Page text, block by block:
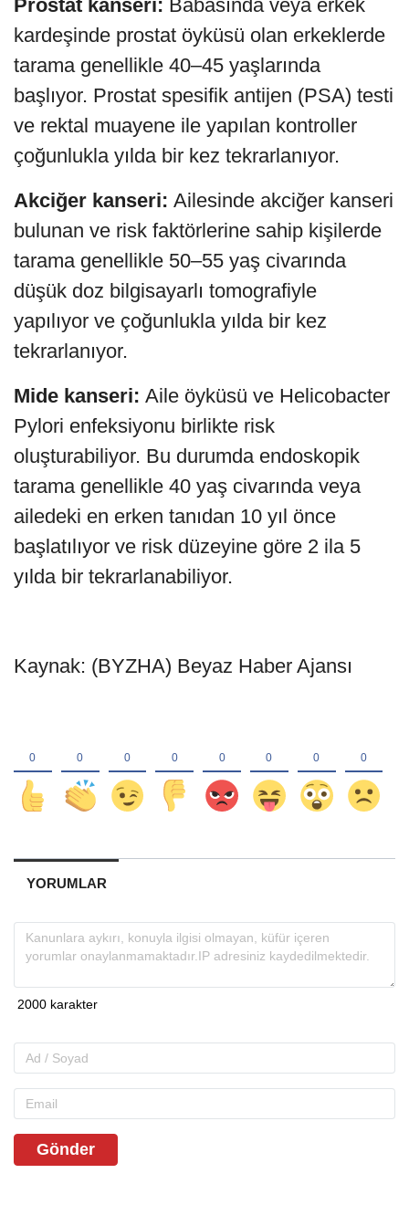
Prostat kanseri: Babasında veya erkek
kardeşinde prostat öyküsü olan erkeklerde
tarama genellikle 40–45 yaşlarında
başlıyor. Prostat spesifik antijen (PSA) testi
ve rektal muayene ile yapılan kontroller
çoğunlukla yılda bir kez tekrarlanıyor.
Akciğer kanseri: Ailesinde akciğer kanseri
bulunan ve risk faktörlerine sahip kişilerde
tarama genellikle 50–55 yaş civarında
düşük doz bilgisayarlı tomografiyle
yapılıyor ve çoğunlukla yılda bir kez
tekrarlanıyor.
Mide kanseri: Aile öyküsü ve Helicobacter
Pylori enfeksiyonu birlikte risk
oluşturabiliyor. Bu durumda endoskopik
tarama genellikle 40 yaş civarında veya
ailedeki en erken tanıdan 10 yıl önce
başlatılıyor ve risk düzeyine göre 2 ila 5
yılda bir tekrarlanabiliyor.
Kaynak: (BYZHA) Beyaz Haber Ajansı
YORUMLAR
Gönder